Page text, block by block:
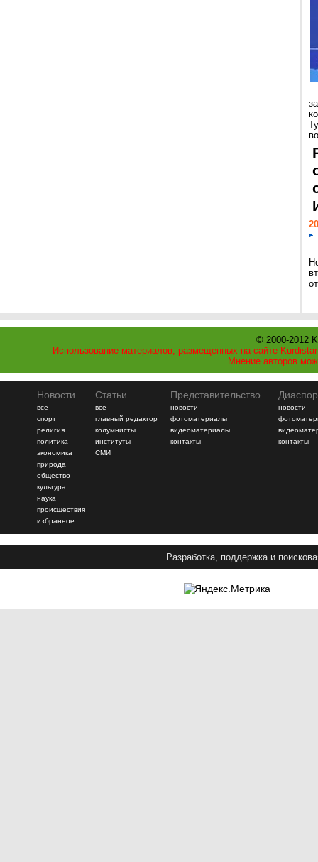
© 2000-2012
Использование материалов, размещенных на сайте
Мнение авторов
Новости
все
спорт
религия
политика
экономика
природа
общество
культура
наука
происшествия
избранное
Статьи
все
главный редактор
колумнисты
институты
СМИ
Представительство
новости
фотоматериалы
видеоматериалы
контакты
новости
контакты
Разработка, поддержка и